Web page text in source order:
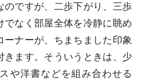
のですが、二歩下がり、三歩
なく部屋全体を冷静に眺め
ーナーが、ちまちました印象
きます。そういうときは、少
や洋書などを組み合わせる